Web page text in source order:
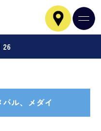
26
ル、メダイ